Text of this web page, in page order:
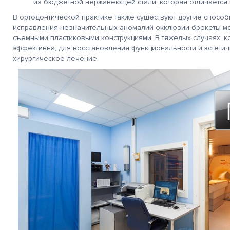
за
Марии и
Салоникиди
лаборанта
Благодарю Гришину О.Н и
весь персонал клиники
добродушное, человеческое
отношение к себе и
остальным пациентам.
страха. Здоровья всем,
работе. Спасибо.
Действительно
центр! Качественно,
профессионально
и очень человечно,
не мало важно! Всем
врач от Всевышнего!
В ортодонтической практике также существуют другие
исправления незначительных аномалий окклюзии брекеты
съемными пластиковыми конструкциями. В тяжелых случаях,
эффективна, для восстановления функциональности и
хирургическое лечение.